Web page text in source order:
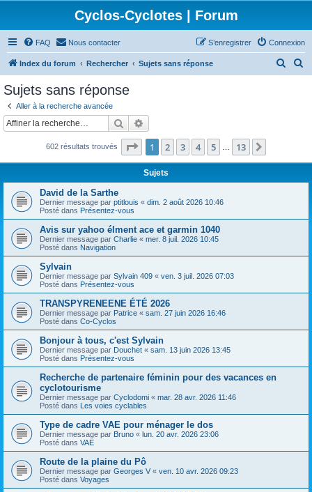
Cyclos-Cyclotes | Forum
FAQ Nous contacter Connexion
S’enregistrer
Index du forum Rechercher Sujets sans réponse
c
c
Sujets sans réponse
Aller à la recherche avancée
Rechercher
602 résultats trouvés Page 1sur13
1 2 3 4 5 13
Sujets
David de la Sarthe
Dernier message par ptitlouis « dim. 2 août 2026 10:46
Posté dans Présentez-vous
Avis sur yahoo élment ace et garmin 1040
Dernier message par Charlie « mer. 8 juil. 2026 10:45
Posté dans Navigation
Sylvain
Dernier message par Sylvain 409 « ven. 3 juil. 2026 07:03
Posté dans Présentez-vous
TRANSPYRENEENE ÉTÉ 2026
Dernier message par Patrice « sam. 27 juin 2026 16:46
Posté dans Co-Cyclos
Bonjour à tous, c'est Sylvain
Dernier message par Douchet « sam. 13 juin 2026 13:45
Posté dans Présentez-vous
Recherche de partenaire féminin pour des vacances en
cyclotourisme
Dernier message par Cyclodomi « mar. 28 avr. 2026 11:46
Posté dans Les voies cyclables
Type de cadre VAE pour ménager le dos
Dernier message par Bruno « lun. 20 avr. 2026 23:06
Posté dans VAE
Route de la plaine du Pô
Dernier message par Georges V « ven. 10 avr. 2026 09:23
Posté dans Voyages